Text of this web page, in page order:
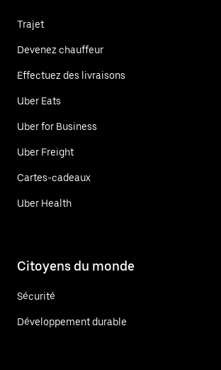
Trajet
Devenez chauffeur
Effectuez des livraisons
Uber Eats
Uber for Business
Uber Freight
Cartes-cadeaux
Uber Health
Citoyens du monde
Sécurité
Développement durable